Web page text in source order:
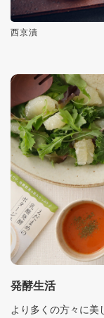
西京漬
発酵生活
より多くの方々に美